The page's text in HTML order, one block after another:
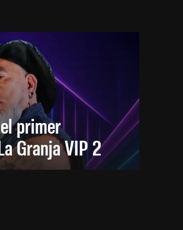
primer
Granja VIP 2